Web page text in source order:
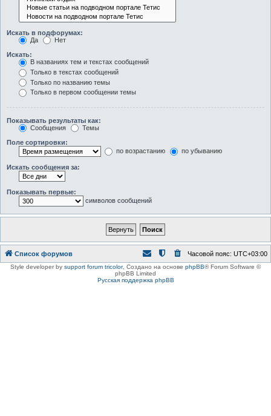
Искать в подфорумах:
Да
Нет
Искать:
В названиях тем и текстах сообщений
Только в текстах сообщений
Только по названию темы
Только в первом сообщении темы
Показывать результаты как:
Сообщения
Темы
Поле сортировки:
по возрастанию
по убыванию
Искать сообщения за:
Показывать первые:
символов сообщений
Список форумов Часовой пояс: UTC+03:00
Style developer by support forum tricolor, Создано на основе phpBB® Forum Software ©
phpBB Limited
Русская поддержка phpBB